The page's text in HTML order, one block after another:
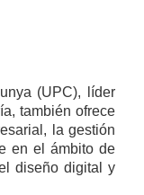
(UPC), líder
también ofrece
la gestión
en el ámbito de
diseño digital y